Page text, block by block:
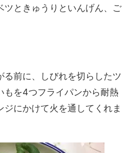
ツときゅうりといんげん、ご
る前に、しびれを切らしたツ
もを4つフライパンから耐熱
にかけて火を通してくれま